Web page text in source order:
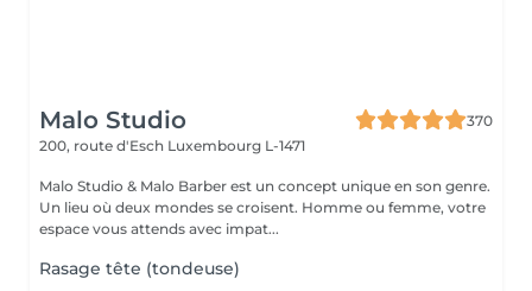
Malo Studio
370
200, route d'Esch Luxembourg L-1471
Malo Studio & Malo Barber est un concept unique en son genre.
Un lieu où deux mondes se croisent. Homme ou femme, votre
espace vous attends avec impat...
Rasage tête (tondeuse)